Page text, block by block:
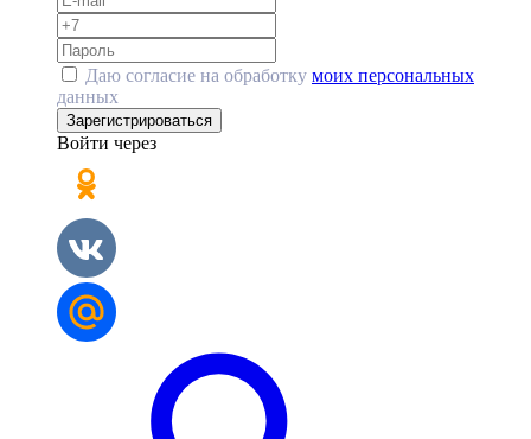
Даю согласие на обработку моих персональных
данных
Зарегистрироваться
Войти через